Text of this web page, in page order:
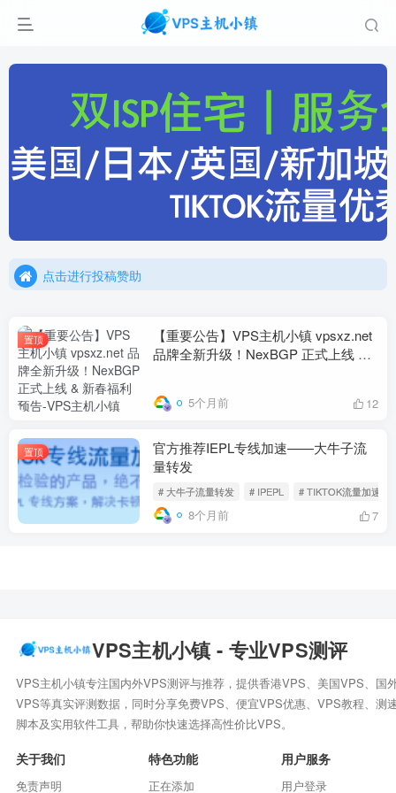
点击加入官方TG频道/聊天群
点击进行投稿赞助
置顶
【重要公告】VPS主机小镇 vpsxz.net
品牌全新升级！NexBGP 正式上线 &
5个月前 12
置顶
官方推荐IEPL专线加速——大牛子流
量转发
# 大牛子流量转发 # IPEPL # TIKTOK流量加速
8个月前 7
VPS主机小镇 - 专业VPS测评
VPS主机小镇专注国内外VPS测评与推荐，提供香港VPS、美国VPS、国
VPS等真实评测数据，同时分享免费VPS、便宜VPS优惠、VPS教程、测
脚本及实用软件工具，帮助你快速选择高性价比VPS。
关于我们
免责声明
特色功能
正在添加
用户服务
用户登录